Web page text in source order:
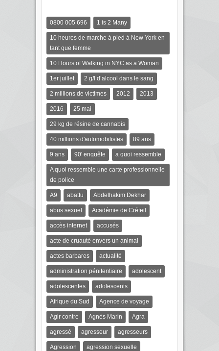
0800 005 696 1 is 2 Many
10 heures de marche à pied à New York en
tant que femme
10 Hours of Walking in NYC as a Woman
1er juillet 2 g/l d’alcool dans le sang
2 millions de victimes 2012 2013
2016 25 mai
29 kg de résine de cannabis
40 millions d'automobilistes 89 ans
9 ans 90' enquête a quoi ressemble
A quoi ressemble une carte professionnelle
de police
A9 abattu Abdelhakim Dekhar
abus sexuel Académie de Créteil
accès internet accusés
acte de cruauté envers un animal
actes barbares actualité
administration pénitentiaire adolescent
adolescentes adolescents
Afrique du Sud Agence de voyage
Agir contre Agnès Marin Agra
agressé agresseur agresseurs
Agression agression sexuelle